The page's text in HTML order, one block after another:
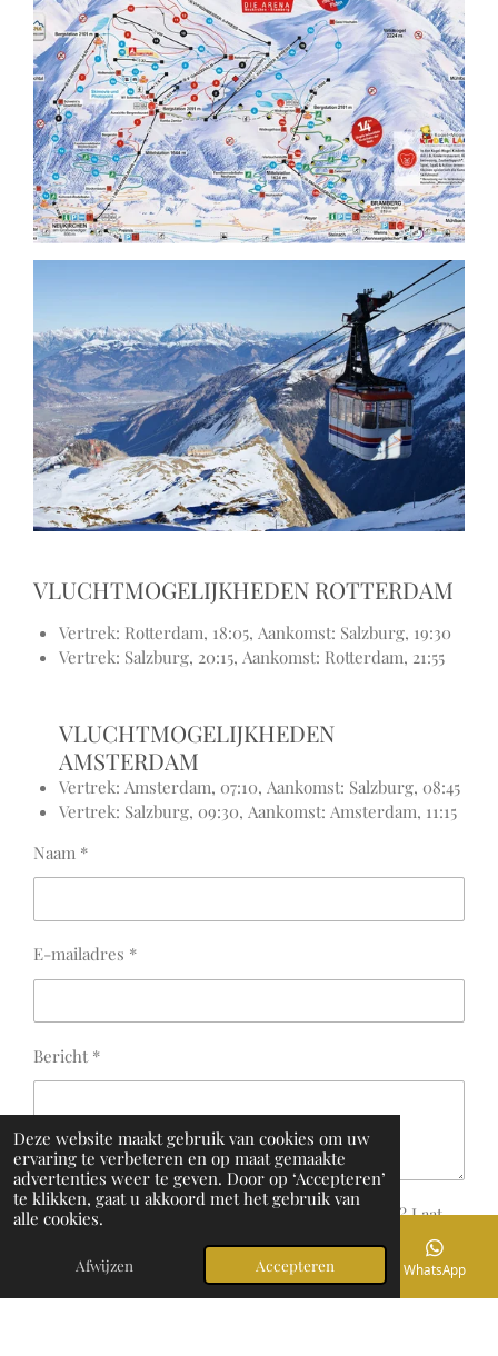
Deze website maakt gebruik van cookies om uw
ervaring te verbeteren en op maat gemaakte
advertenties weer te geven. Door op ‘Accepteren’
te klikken, gaat u akkoord met het gebruik van
alle cookies.
Afwijzen Accepteren
VLUCHTMOGELIJKHEDEN ROTTERDAM
Vertrek: Rotterdam, 18:05, Aankomst: Salzburg, 19:30
Vertrek: Salzburg, 20:15, Aankomst: Rotterdam, 21:55
VLUCHTMOGELIJKHEDEN
AMSTERDAM
Vertrek: Amsterdam, 07:10, Aankomst: Salzburg, 08:45
Vertrek: Salzburg, 09:30, Aankomst: Amsterdam, 11:15
Naam *
E-mailadres *
Bericht *
Wil je meer weten over deze reis of zelfs boeken? Laat
hier je gegevens achter en we nemen contact met je op.
Verzenden
E-mailadres Instagram WhatsApp